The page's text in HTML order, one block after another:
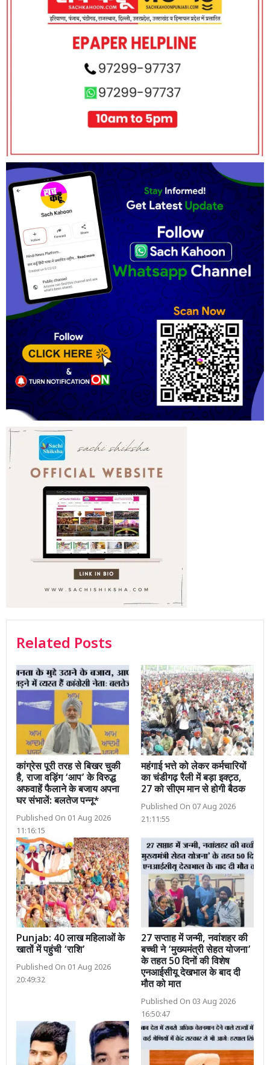
Related Posts
कांग्रेस पूरी तरह से बिखर चुकी
है, राजा वड़िंग ‘आप’ के विरुद्ध
अफवाहें फैलाने के बजाय अपना
घर संभालें: बलतेज पन्नू*
Published On 01 Aug 2026
11:16:15
महंगाई भत्ते को लेकर कर्मचारियों
का चंडीगढ़ रैली में बड़ा इक्ट्ठ,
27 को सीएम मान से होगी बैठक
Published On 07 Aug 2026
21:11:55
Punjab: 40 लाख महिलाओं के
खातों में पहुंची ‘राशि’
Published On 01 Aug 2026
20:49:32
27 सप्ताह में जन्मी, नवांशहर की
बच्ची ने ‘मुख्यमंत्री सेहत योजना’
के तहत 50 दिनों की विशेष
एनआईसीयू देखभाल के बाद दी
मौत को मात
Published On 03 Aug 2026
16:50:47